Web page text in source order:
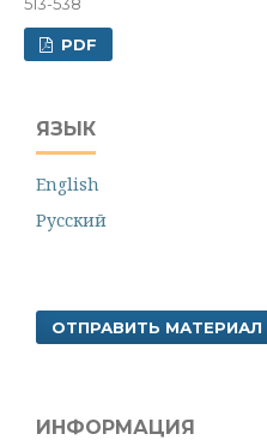
PDF
ЯЗЫК
English
Русский
ОТПРАВИТЬ МАТЕРИАЛ
ИНФОРМАЦИЯ